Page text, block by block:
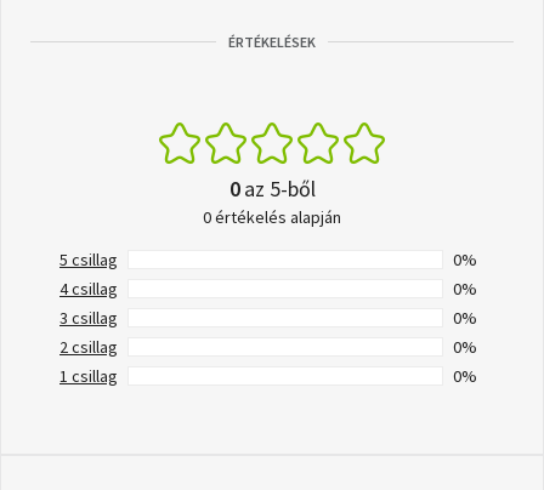
ÉRTÉKELÉSEK
0az 5-ből
0 értékelés alapján
5 csillag
0%
4 csillag
0%
3 csillag
0%
2 csillag
0%
1 csillag
0%